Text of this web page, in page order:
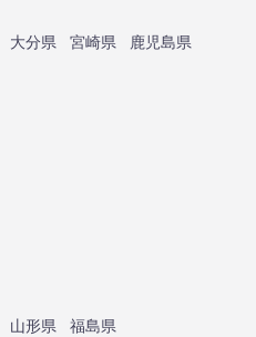
大分県 宮崎県
鹿児島県
山形県
福島県